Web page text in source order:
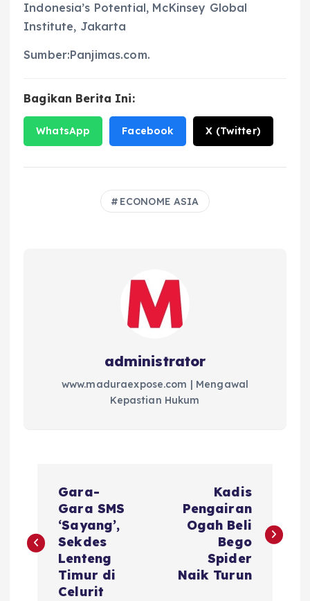
Indonesia’s Potential, McKinsey Global
Institute, Jakarta
Sumber:Panjimas.com.
Bagikan Berita Ini:
WhatsApp Facebook X (Twitter)
ECONOME ASIA
administrator
www.maduraexpose.com | Mengawal
Kepastian Hukum
v
Gara-
Gara SMS
‘Sayang’,
Sekdes
Lenteng
Timur di
Celurit
Kadis
Pengairan
Ogah Beli
Bego
Spider
Naik Turun